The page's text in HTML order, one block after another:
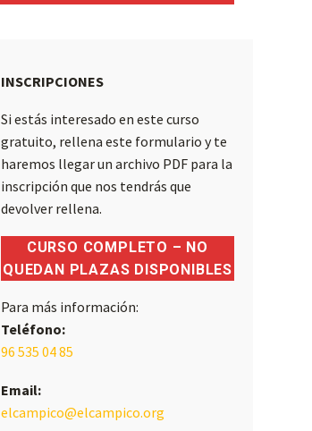
INSCRIPCIONES
Si estás interesado en este curso
gratuito, rellena este formulario y te
haremos llegar un archivo PDF para la
inscripción que nos tendrás que
devolver rellena.
CURSO COMPLETO – NO
QUEDAN PLAZAS DISPONIBLES
Para más información:
Teléfono:
96 535 04 85
Email:
elcampico@elcampico.org